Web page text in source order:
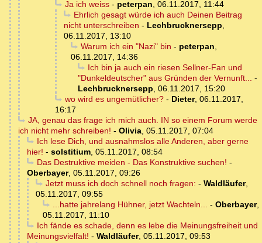
Ja ich weiss- peterpan, 06.11.2017, 11:44
Ehrlich gesagt würde ich auch Deinen Beitrag
nicht unterschreiben - Lechbrucknersepp,
06.11.2017, 13:10
Warum ich ein "Nazi" bin - peterpan,
06.11.2017, 14:36
Ich bin ja auch ein riesen Sellner-Fan und
"Dunkeldeutscher" aus Gründen der Vernunft... -
Lechbrucknersepp, 06.11.2017, 15:20
wo wird es ungemütlicher?- Dieter, 06.11.2017,
16:17
JA, genau das frage ich mich auch. IN so einem Forum werde
ich nicht mehr schreiben! - Olivia, 05.11.2017, 07:04
Ich lese Dich, und ausnahmslos alle Anderen, aber gerne
hier! - solstitium, 05.11.2017, 08:54
Das Destruktive meiden - Das Konstruktive suchen! -
Oberbayer, 05.11.2017, 09:26
Jetzt muss ich doch schnell noch fragen: - Waldläufer,
05.11.2017, 09:55
...hatte jahrelang Hühner, jetzt Wachteln... - Oberbayer,
05.11.2017, 11:10
Ich fände es schade, denn es lebe die Meinungsfreiheit und
Meinungsvielfalt! - Waldläufer, 05.11.2017, 09:53